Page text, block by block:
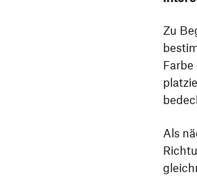
Zu
Als